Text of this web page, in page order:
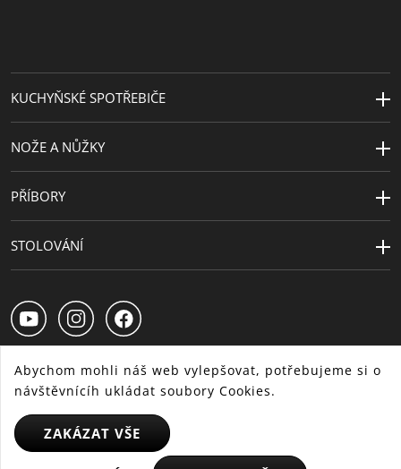
KUCHYŇSKÉ SPOTŘEBIČE
NOŽE A NŮŽKY
PŘÍBORY
STOLOVÁNÍ
Abychom mohli náš web vylepšovat, potřebujeme si o
návštěvnícíh ukládat soubory Cookies.
ZAKÁZAT VŠE